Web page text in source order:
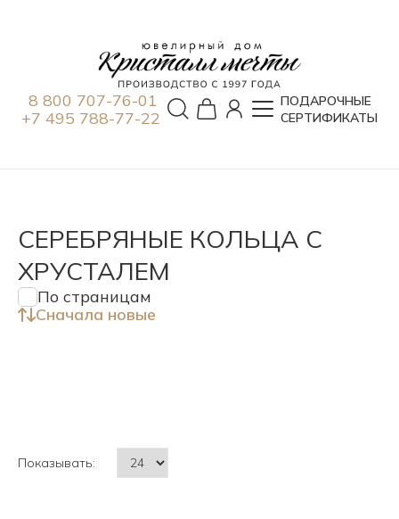
8 800 707-76-01
+7 495 788-77-22
ПОДАРОЧНЫЕ
СЕРТИФИКАТЫ
СЕРЕБРЯНЫЕ КОЛЬЦА С
ХРУСТАЛЕМ
По страницам
Сначала новые
Показывать: